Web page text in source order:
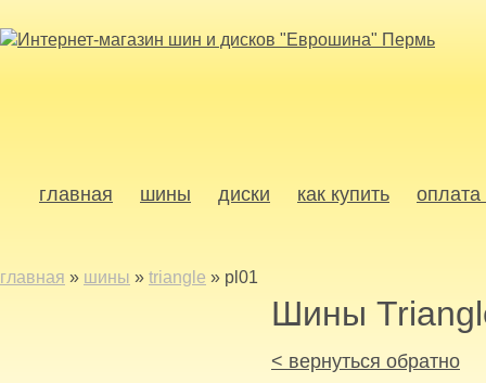
главная шины диски как купить оплата
главная » шины » triangle » pl01
Шины
< вернуться обратно